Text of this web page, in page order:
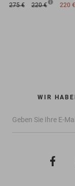
275 €
220 € 220 €
WIR